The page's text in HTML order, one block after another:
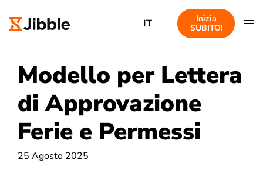
IT
Inizia
SUBITO!
Modello per Lettera
di Approvazione
Ferie e Permessi
25 Agosto 2025